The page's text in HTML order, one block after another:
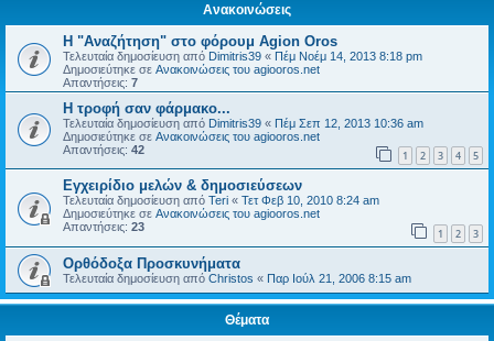
Ανακοινώσεις
Η "Αναζήτηση" στο φόρουμ Agion Oros
Τελευταία δημοσίευση από Dimitris39 « Πέμ Νοέμ 14, 2013 8:18 pm
Δημοσιεύτηκε σε Ανακοινώσεις του agiooros.net
Απαντήσεις: 7
H τροφή σαν φάρμακο...
Τελευταία δημοσίευση από Dimitris39 « Πέμ Σεπ 12, 2013 10:36 am
Δημοσιεύτηκε σε Ανακοινώσεις του agiooros.net
Απαντήσεις: 42 1 2 3 4 5
Εγχειρίδιο μελών & δημοσιεύσεων
Τελευταία δημοσίευση από Teri « Τετ Φεβ 10, 2010 8:24 am
Δημοσιεύτηκε σε Ανακοινώσεις του agiooros.net
Απαντήσεις: 23 1 2 3
Ορθόδοξα Προσκυνήματα
Τελευταία δημοσίευση από Christos « Παρ Ιούλ 21, 2006 8:15 am
Θέματα